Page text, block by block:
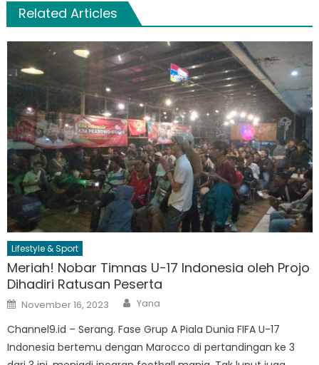
Related Articles
Lifestyle & Sport
Meriah! Nobar Timnas U-17 Indonesia oleh Projo
Dihadiri Ratusan Peserta
Posted
on
November 16, 2023 Author
Yana
Channel9.id – Serang. Fase Grup A Piala Dunia FIFA U-17
Indonesia bertemu dengan Marocco di pertandingan ke 3